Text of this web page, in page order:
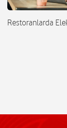
Restoranlarda